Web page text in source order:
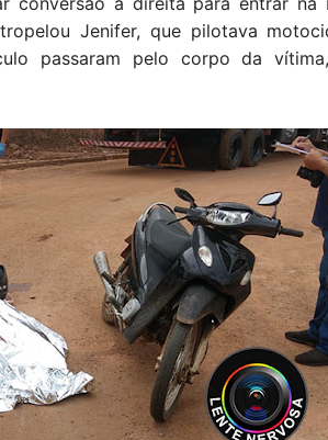
Jenifer, que pilotava
passaram pelo corpo da